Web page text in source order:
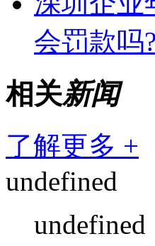
会罚款吗?
相关新闻
了解更多 +
undefined
undefined